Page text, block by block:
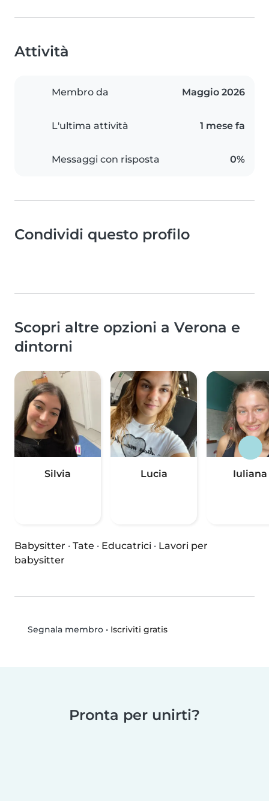
Attività
Membro da Maggio 2026
L'ultima attività 1 mese fa
Messaggi con risposta 0%
Condividi questo profilo
Scopri altre opzioni a Verona e
dintorni
Silvia Lucia Iuliana
Babysitter · Tate · Educatrici · Lavori per
babysitter
Segnala membro• Iscriviti gratis
Pronta per unirti?